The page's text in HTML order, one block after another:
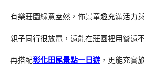
有樂莊園綠意盎然，佈景童趣充滿活力
親子同行很放電，還能在莊園裡用餐還
再搭配彰化田尾景點一日遊 ，更能充實